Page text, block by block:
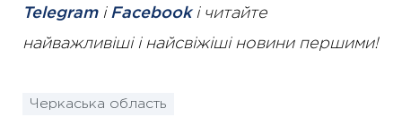
Telegramі Facebookі читайте
найважливіші і найсвіжіші новини першими!
Черкаська область